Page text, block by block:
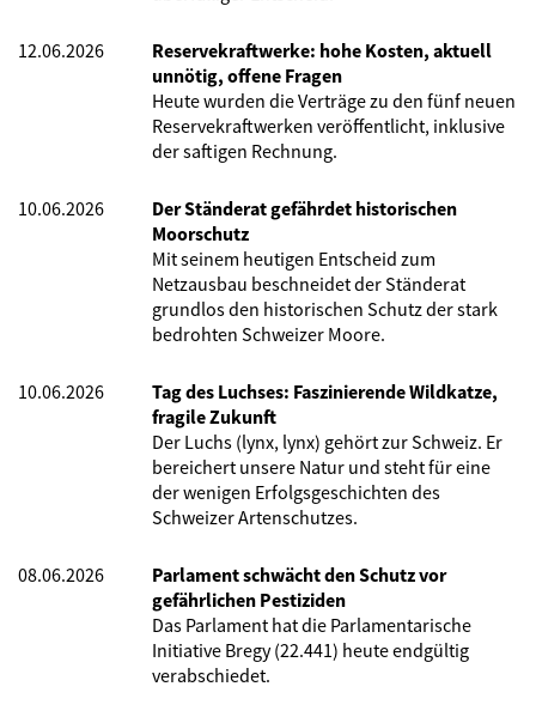
12.06.2026
Reservekraftwerke: hohe Kosten, aktuell
unnötig, offene Fragen
Heute wurden die Verträge zu den fünf neuen
Reservekraftwerken veröffentlicht, inklusive
der saftigen Rechnung.
10.06.2026
Der Ständerat gefährdet historischen
Moorschutz
Mit seinem heutigen Entscheid zum
Netzausbau beschneidet der Ständerat
grundlos den historischen Schutz der stark
bedrohten Schweizer Moore.
10.06.2026
Tag des Luchses: Faszinierende Wildkatze,
fragile Zukunft
Der Luchs (lynx, lynx) gehört zur Schweiz. Er
bereichert unsere Natur und steht für eine
der wenigen Erfolgsgeschichten des
Schweizer Artenschutzes.
08.06.2026
Parlament schwächt den Schutz vor
gefährlichen Pestiziden
Das Parlament hat die Parlamentarische
Initiative Bregy (22.441) heute endgültig
verabschiedet.